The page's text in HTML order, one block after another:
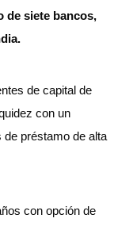
de siete bancos,
de capital de
con un
de préstamo de alta
con opción de